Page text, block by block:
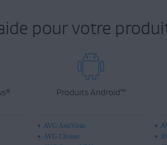
pour votre
® Produits Android™
AVG AntiVirus
AVG Cleaner